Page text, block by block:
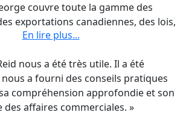
couvre toute la gamme des
exportations canadiennes, des lois,
des politiques et des traités
sur les recours commerciaux :
compensateurs, mesures de
droits de rétorsion
En lire plus...
nous a été très utile. Il a été
a fourni des conseils pratiques
compréhension approfondie et son
des affaires commerciales. »